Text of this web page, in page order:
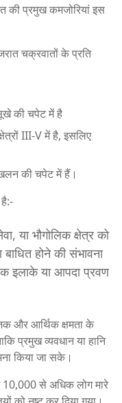
की प्रमुख कमजोरियां इस
चक्रवातों के प्रति
की चपेट में है
III-V में है, इसलिए
की चपेट में हैं।
या भौगोलिक क्षेत्र को
होने की संभावना
इलाके या आपदा प्रवण
और आर्थिक क्षमता के
प्रमुख व्यवधान या हानि
किया जा सके।
10,000 से अधिक लोग मारे